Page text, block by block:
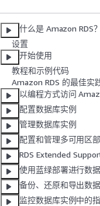
什么是 Amazon RDS？
设置
开始使用
教程和示例代码
Amazon RDS 的最佳实
以编程方式访问
配置数据库实例
管理数据库实例
配置和管理多可用区
RDS Extended
使用蓝绿部署进行数
备份、还原和导出数据
监控数据库实例中的